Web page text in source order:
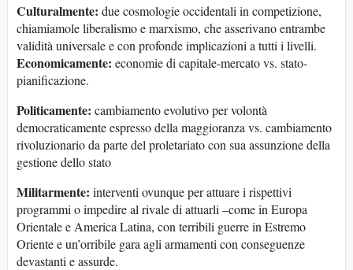
Culturalmente: due cosmologie occidentali in competizione,
chiamiamole liberalismo e marxismo, che asserivano entrambe
validità universale e con profonde implicazioni a tutti i livelli.
Economicamente: economie di capitale-mercato vs. stato-
pianificazione.
Politicamente: cambiamento evolutivo per volontà
democraticamente espresso della maggioranza vs. cambiamento
rivoluzionario da parte del proletariato con sua assunzione della
gestione dello stato
Militarmente: interventi ovunque per attuare i rispettivi
programmi o impedire al rivale di attuarli –come in Europa
Orientale e America Latina, con terribili guerre in Estremo
Oriente e un’orribile gara agli armamenti con conseguenze
devastanti e assurde.